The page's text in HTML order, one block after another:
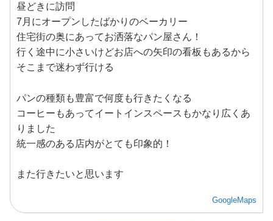
昼どきに訪問
7月にオープンしたばかりのベーカリー
住宅街の奥にあってお洒落なパン屋さん！
行く途中に小さいけどお店への矢印の看板もあるから
そこまで迷わず行ける
パンの種類も豊富で何度も行きたくなる
コーヒーもあってイートインスペースもかなり広くあ
りました
統一感のある店内がとても印象的！
また行きたいと思います
GoogleMaps